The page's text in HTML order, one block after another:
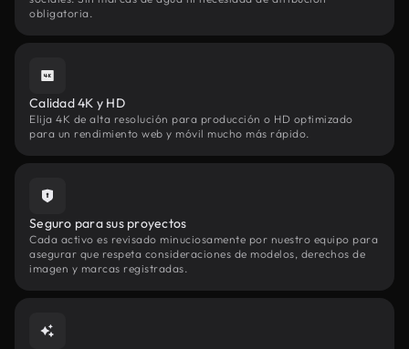
obligatoria.
Calidad 4K y HD
Elija 4K de alta resolución para producción o HD optimizado
para un rendimiento web y móvil mucho más rápido.
Seguro para sus proyectos
Cada activo es revisado minuciosamente por nuestro equipo para
asegurar que respeta consideraciones de modelos, derechos de
imagen y marcas registradas.